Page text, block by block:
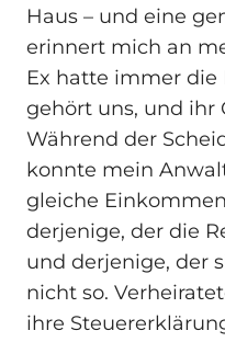
Haus – und eine
erinnert mich an
Ex hatte immer die
gehört uns, und ihr
Während der
konnte mein
gleiche
derjenige, der die
und derjenige, der
nicht so.
ihre